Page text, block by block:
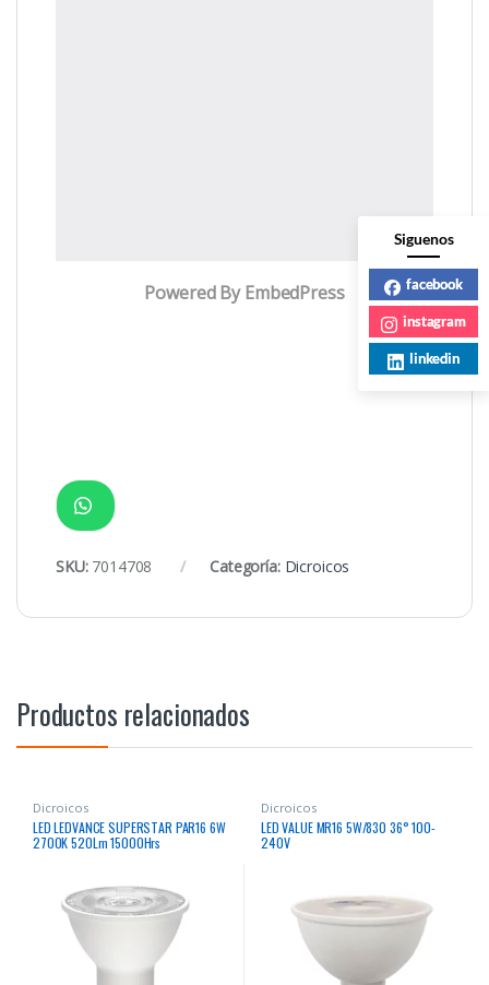
Powered By EmbedPress
SKU: 7014708 Categoría: Dicroicos
Productos relacionados
Dicroicos
LED LEDVANCE SUPERSTAR PAR16 6W
2700K 520Lm 15000Hrs
Dicroicos
LED VALUE MR16 5W/830 36° 100-
240V
Siguenos
facebook
instagram
linkedin